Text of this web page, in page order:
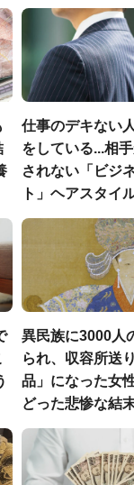
仕事のデキない
をしている...相
されない「ビジ
ト」ヘアスタイ
異民族に3000人
られ、収容所送
品」になった女
どった悲惨な結